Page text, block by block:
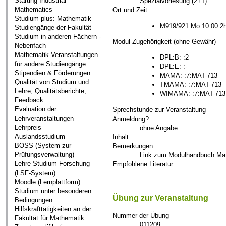
Mathematics
Studium plus: Mathematik
Studiengänge der Fakultät
Studium in anderen Fächern -
Nebenfach
Mathematik-Veranstaltungen
für andere Studiengänge
Stipendien & Förderungen
Qualität von Studium und
Lehre, Qualitätsberichte,
Feedback
Evaluation der
Lehrveranstaltungen
Lehrpreis
Auslandsstudium
BOSS (System zur
Prüfungsverwaltung)
Lehre Studium Forschung
(LSF-System)
Moodle (Lernplattform)
Studium unter besonderen
Bedingungen
Hilfskrafttätigkeiten an der
Fakultät für Mathematik
Ort und Zeit
M919/921 Mo 10:00
Modul-Zugehörigkeit (ohne Gewähr)
DPL:B:-:2
DPL:E:-:-
MAMA:-:7:MAT-713
TMAMA:-:7:MAT-713
WIMAMA:-:7:MAT-713
Sprechstunde zur Veranstaltung
Anmeldung?
ohne Angabe
Inhalt
Bemerkungen
Link zum Modulhandbuch
Empfohlene Literatur
Übung zur Veranstaltung
Nummer der Übung